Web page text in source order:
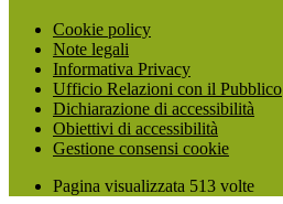
Cookie policy
Note legali
Informativa Privacy
Ufficio Relazioni con il Pubblico
Dichiarazione di accessibilità
Obiettivi di accessibilità
Gestione consensi cookie
Pagina visualizzata 513 volte